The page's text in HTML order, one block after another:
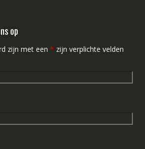
op
zijn met een * zijn verplichte velden